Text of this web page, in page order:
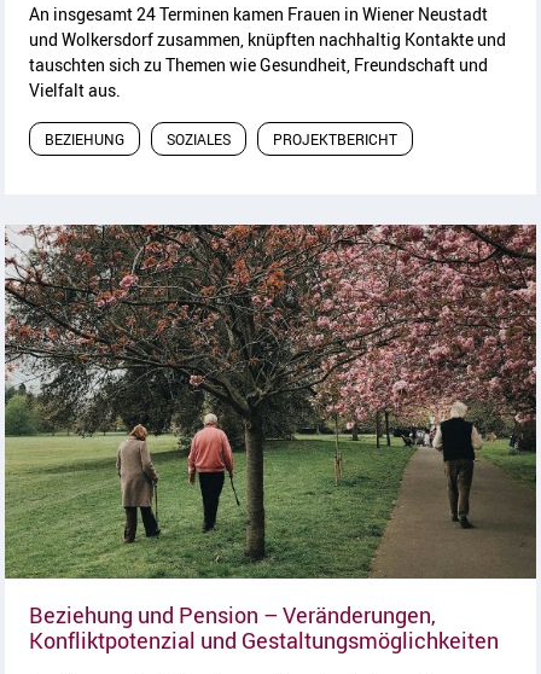
An insgesamt 24 Terminen kamen Frauen in Wiener Neustadt
und Wolkersdorf zusammen, knüpften nachhaltig Kontakte und
tauschten sich zu Themen wie Gesundheit, Freundschaft und
Vielfalt aus.
BEZIEHUNG SOZIALES PROJEKTBERICHT
Beziehung und Pension – Veränderungen,
Konfliktpotenzial und Gestaltungsmöglichkeiten